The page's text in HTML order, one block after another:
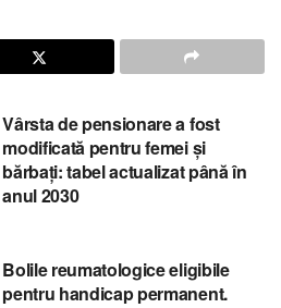
Vârsta de pensionare a fost
modificată pentru femei și
bărbați: tabel actualizat până în
anul 2030
Bolile reumatologice eligibile
pentru handicap permanent.